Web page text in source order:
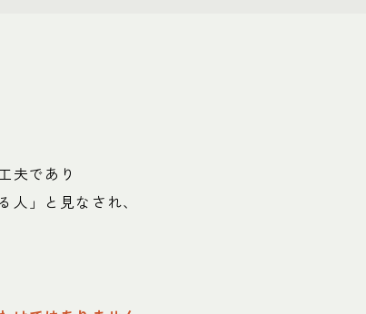
夫であり
」と見なされ、